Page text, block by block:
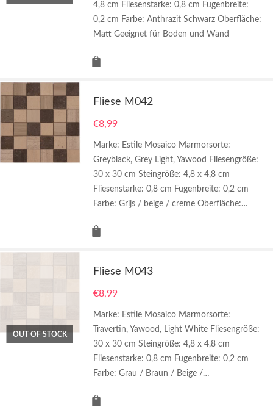
4,8 cm Fliesenstarke: 0,8 cm Fugenbreite:
0,2 cm Farbe: Anthrazit Schwarz Oberfläche:
Matt Geeignet für Boden und Wand
Fliese M042
€8,99
Marke: Estile Mosaico Marmorsorte:
Greyblack, Grey Light, Yawood Fliesengröße:
30 x 30 cm Steingröße: 4,8 x 4,8 cm
Fliesenstarke: 0,8 cm Fugenbreite: 0,2 cm
Farbe: Grijs / beige / creme Oberfläche:…
OUT OF STOCK
Fliese M043
€8,99
Marke: Estile Mosaico Marmorsorte:
Travertin, Yawood, Light White Fliesengröße:
30 x 30 cm Steingröße: 4,8 x 4,8 cm
Fliesenstarke: 0,8 cm Fugenbreite: 0,2 cm
Farbe: Grau / Braun / Beige /…